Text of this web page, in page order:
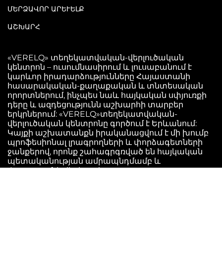
ՄԵՐՁԱՎՈՐ ԱՐԵՒԵԼՔ
ԱՇԽԱՐՀ
«VERELQ» տեղեկատվական-վերլուծական
կենտրոն – ուսումնասիրում և լուսաբանում է
կարևոր իրադարձությունները Հայաստանի
հասարակական-քաղաքական և տնտեսական
որորտներում, ինչպես նաև հայկական սփյուռքի
դերը և ազդեցությունն աշխարհի տարբեր
երկրներում: «VERELQ»տեղեկատվական-
վերլուծական կենտրոնը գործում է Երևանում:
Կայքի աշխատանքն իրականացվում է մի խումբ
պրոֆեսիոնալ լրագրողների և փորձագետների
ջանքերով, որոնք շահագրգռված են հայկական
պետականության ամրապնդմամբ և
Հայաստանի վերելքով: